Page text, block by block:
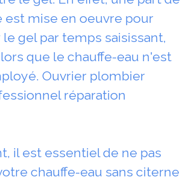
est mise en oeuvre pour
gel par temps saisissant,
que le chauffe-eau n'est
Ouvrier plombier
réparation
il est essentiel de ne pas
chauffe-eau sans citerne